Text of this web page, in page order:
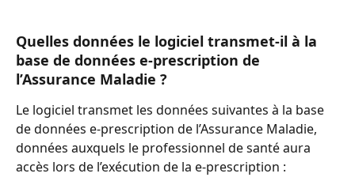
Quelles données le logiciel transmet-il à la
base de données e-prescription de
l’Assurance Maladie ?
Le logiciel transmet les données suivantes à la base
de données e-prescription de l’Assurance Maladie,
données auxquels le professionnel de santé aura
accès lors de l’exécution de la e-prescription :